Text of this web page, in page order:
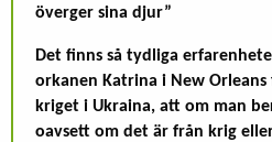
överger sina djur”
Det finns så tydliga
orkanen Katrina i New Orleans
kriget i Ukraina, att om man
oavsett om det är från krig